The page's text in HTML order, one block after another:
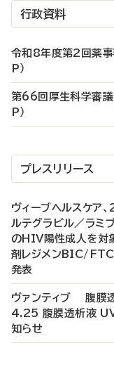
行政資料
令和8年度第2回薬事
P）
第66回厚生科学審議
P）
プレスリリース
ヴィーブヘルスケア
ルテグラビル／ラミ
のHIV陽性成人を対
剤レジメンBIC/
発表
ヴァンティブ 腹膜
4.25 腹膜透析液 UV
知らせ